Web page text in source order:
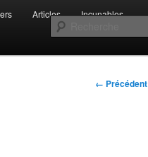
Articles Incunables
Navigation
← Précédent